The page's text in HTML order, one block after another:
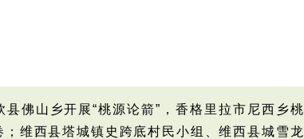
佛山乡开展“桃源论箭”，香格里拉市尼西 乡桃
维西县塔城镇史跨底村民小组、维西县城雪龙